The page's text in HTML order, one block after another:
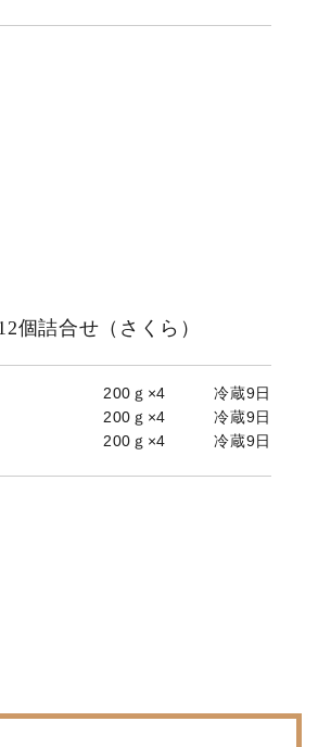
個詰合せ（さくら）
ｇ×4 冷蔵9日
ｇ×4 冷蔵9日
ｇ×4 冷蔵9日